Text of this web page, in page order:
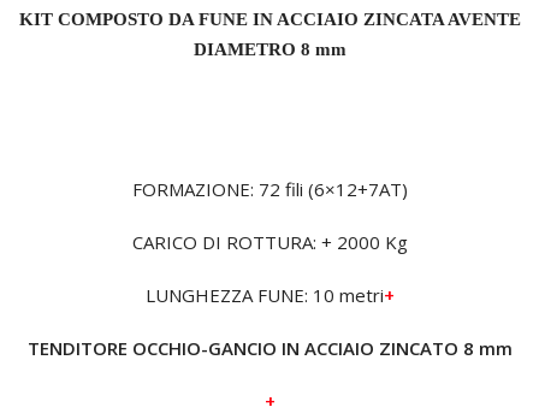
KIT COMPOSTO DA FUNE IN ACCIAIO ZINCATA AVENTE
DIAMETRO 8 mm
FORMAZIONE: 72 fili (6×12+7AT)
CARICO DI ROTTURA: + 2000 Kg
LUNGHEZZA FUNE: 10 metri+
TENDITORE OCCHIO-GANCIO IN ACCIAIO ZINCATO 8 mm
+